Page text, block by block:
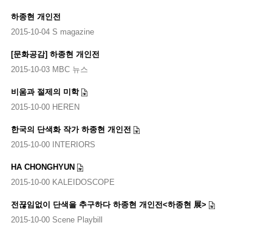
하종현 개인전
2015-10-04 S magazine
[문화공감] 하종현 개인전
2015-10-03 MBC 뉴스
비움과 절제의 미학
2015-10-00 HEREN
한국의 단색화 작가 하종현 개인전
2015-10-00 INTERIORS
HA CHONGHYUN
2015-10-00 KALEIDOSCOPE
전끊임없이 단색을 추구하다 하종현 개인전<하종현 展>
2015-10-00 Scene Playbill